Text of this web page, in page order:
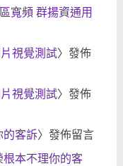
寬頻 群揚資通用
視覺測試〉發佈
視覺測試〉發佈
的客訴〉發佈留言
根本不理你的客